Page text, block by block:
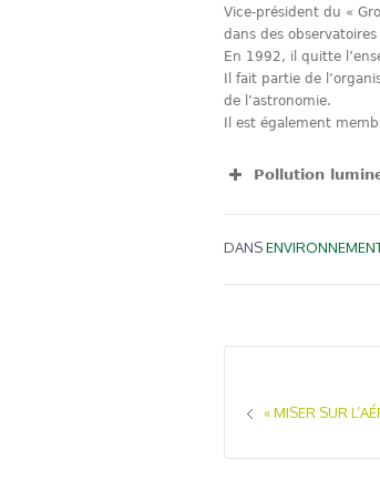
Vice-président du «
dans des
En 1992, il quitte
Il fait partie de
de l’astronomie.
Il est également
Pollution
View Fullscreen
DANS
« MISER SUR